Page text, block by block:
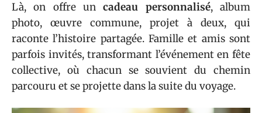
Là, on offre uncadeau personnalisé, album
photo, œuvre commune, projet à deux, qui
raconte l’histoire partagée. Famille et amis sont
parfois invités, transformant l’événement en fête
collective, où chacun se souvient du chemin
parcouru et se projette dans la suite du voyage.